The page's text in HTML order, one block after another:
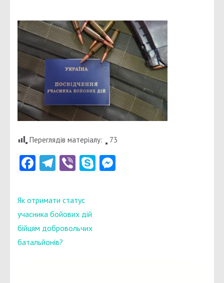
Переглядів матеріалу: 73
Facebook
Telegram
ViberSkype
Навігація
записів
Як отримати статус
учасника бойових дій
бійцям добровольчих
батальйонів?